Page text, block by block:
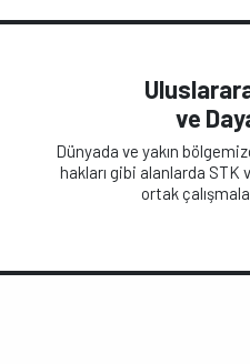
ve
Dünyada ve yakın
hakları gibi alanlarda
ortak